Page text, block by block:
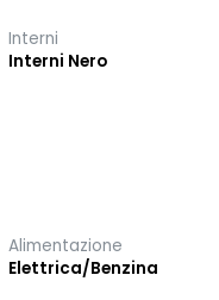
Interni
Interni Nero
Alimentazione
Elettrica/Benzina